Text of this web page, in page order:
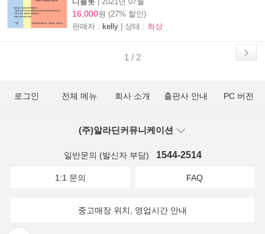
16,000원 (27% 할인)
판매자 : kelly | 상태 : 최상
1 / 2
로그인 전체 메뉴 회사 소개 출판사 안내 PC 버전
(주)알라딘커뮤니케이션
일반문의 (발신자 부담) 1544-2514
1:1 문의 FAQ
중고매장 위치, 영업시간 안내